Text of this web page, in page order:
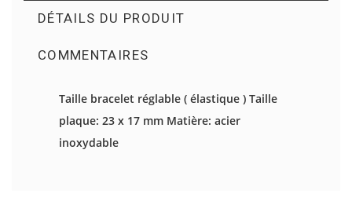
DÉTAILS DU PRODUIT
COMMENTAIRES
Taille bracelet réglable ( élastique ) Taille
plaque: 23 x 17 mm Matière: acier
inoxydable
Il n'y a pas d'avis en ce moment.
DONNEZ VOTRE AVIS